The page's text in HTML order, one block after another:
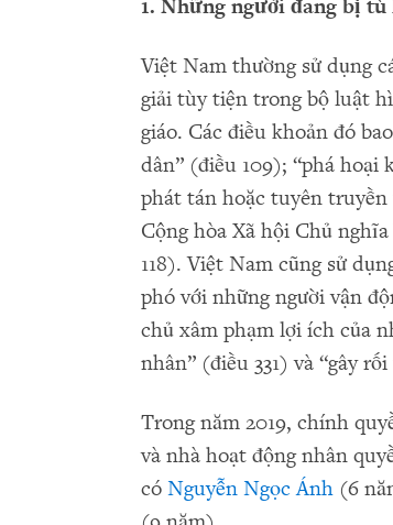
1. Những người đang bị tù
Việt Nam thường sử dụng
giải tùy tiện trong bộ luật
giáo. Các điều khoản đó
dân” (điều 109); “phá hoại
phát tán hoặc tuyên
Cộng hòa Xã hội Chủ
118). Việt Nam cũng sử
phó với những người vận
chủ xâm phạm lợi ích của
nhân” (điều 331) và “gây
Trong năm 2019, chính
và nhà hoạt động nhân
có Nguyễn Ngọc Ánh (6